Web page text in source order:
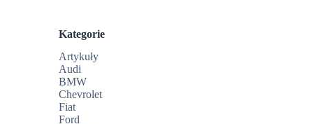
Kategorie
Artykuły
Audi
BMW
Chevrolet
Fiat
Ford